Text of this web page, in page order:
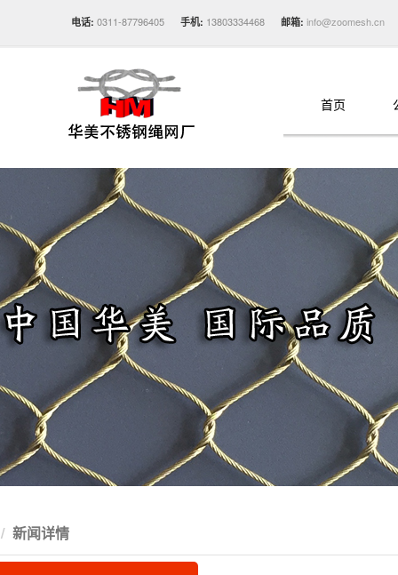
电话: 0311-87796405 手机: 13803334468 邮箱: info@zoomesh.cn
首页
新闻详情